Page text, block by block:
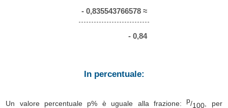
- 0,835543766578 ≈
- 0,84
In percentuale:
Un valore percentuale p% è uguale alla frazione: p/100 , per